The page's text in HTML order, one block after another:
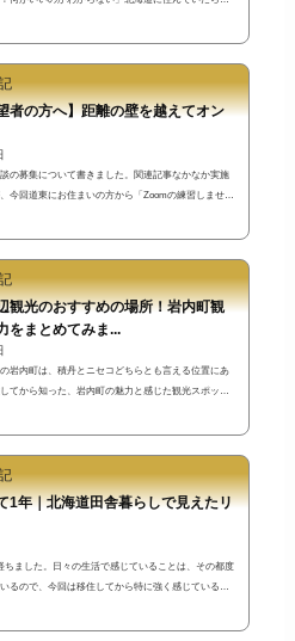
いるけど北海道では近所にある「ただの崖」とは？
「ただの崖」かもしれませんが、東京には崖を見た
者の方へ】距離の壁を越えてオン
の募集について書きました。関連記事なかなか実施
今回道東にお住まいの方から「Zoomの練習しません
マートフォンのZoomアプリを使って岩内町のライブ
風の駐車場（ウエンドマリの絶壁前）をスタート地
観光のおすすめの場所！岩内町観
をまとめてみま...
岩内町は、積丹とニセコどちらとも言える位置にあ
てから知った、岩内町の魅力と感じた観光スポッ
環境があったら、ワンダーランドのようですね(^^)
大火の歴史資料をまとめた岩内町郷土館岩内町は江
1年｜北海道田舎暮らしで見えたリ
ちました。日々の生活で感じていることは、その都度
るので、今回は移住してから特に強く感じているこ